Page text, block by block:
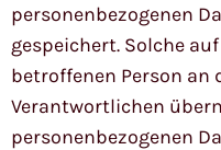
personenbezogenen
gespeichert. Solche
betroffenen Person an
Verantwortlichen
personenbezogenen